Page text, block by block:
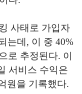
사태로 가입자
는데, 이 중 40%
로 추정된다. 이
서비스 수익은
원을 기록했다.